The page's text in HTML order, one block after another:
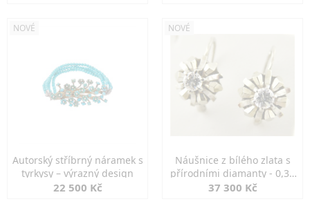
NOVÉ
Autorský stříbrný náramek s
tyrkysy – výrazný design
22 500 Kč
NOVÉ
Náušnice z bílého zlata s
přírodními diamanty - 0,30
ct
37 300 Kč